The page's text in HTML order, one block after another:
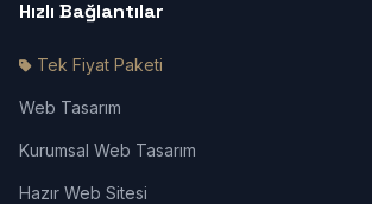
Hızlı Bağlantılar
Tek Fiyat Paketi
Web Tasarım
Kurumsal Web Tasarım
Hazır Web Sitesi